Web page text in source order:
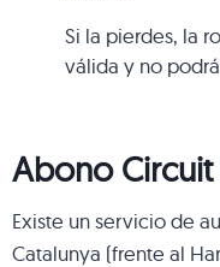
Si la pierdes, la
válida y no
Abono Circuit
Existe un servicio de
Catalunya (frente al